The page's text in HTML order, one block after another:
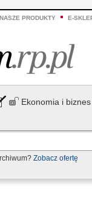
PRODUKTY E-
Ekonomia i biznes
Zobacz ofertę